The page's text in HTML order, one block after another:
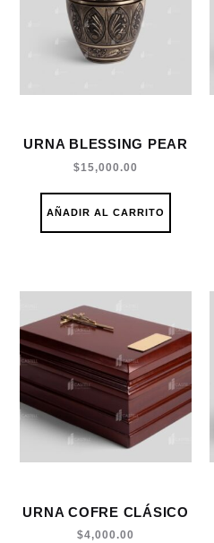
URNA BLESSING PEAR
$15,000.00
AÑADIR AL CARRITO
URNA COFRE CLÁSICO
$4,000.00